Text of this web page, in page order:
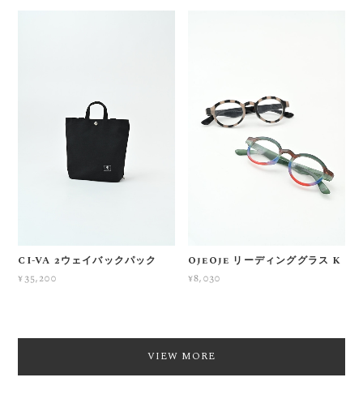
CI-VA 2ウェイバックパック
¥35,200
OjeOje リーディンググラス K
¥8,030
VIEW MORE